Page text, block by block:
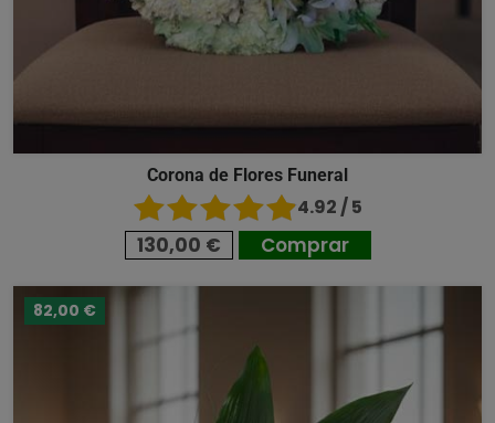
Corona de Flores Funeral
4.92 / 5
130,00 € Comprar
82,00 €